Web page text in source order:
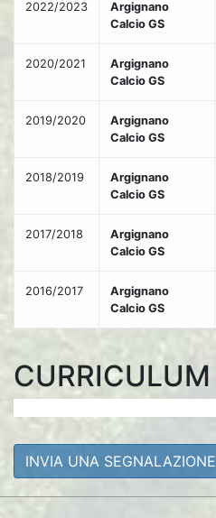
2022/2023
Argignano
Calcio GS
2020/2021
Argignano
Calcio GS
2019/2020
Argignano
Calcio GS
2018/2019
Argignano
Calcio GS
2017/2018
Argignano
Calcio GS
2016/2017
Argignano
Calcio GS
CURRICULUM
INVIA UNA SEGNALAZIONE